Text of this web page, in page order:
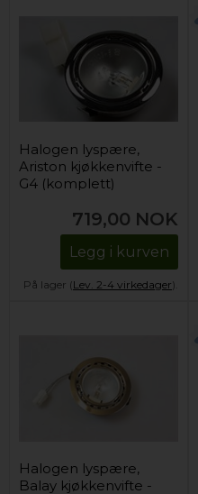
Halogen lyspære,
Ariston kjøkkenvifte -
G4 (komplett)
719,00 NOK
Legg i kurven
På lager (Lev. 2-4 virkedager).
Halogen lyspære,
Balay kjøkkenvifte -